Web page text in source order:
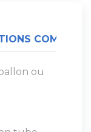
ou